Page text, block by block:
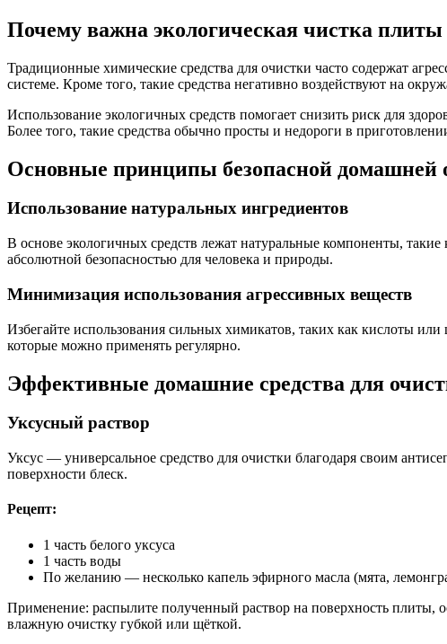
Почему важна экологическая чистка плиты
Традиционные химические средства для очистки часто содержат
системе. Кроме того, такие средства негативно воздействуют на
Использование экологичных средств помогает снизить риск для
Более того, такие средства обычно просты и недороги в
Основные принципы безопасной домашней
Использование натуральных ингредиентов
В основе экологичных средств лежат натуральные компоненты,
абсолютной безопасностью для человека и природы.
Минимизация использования агрессивных веществ
Избегайте использования сильных химикатов, таких как кислоты
которые можно применять регулярно.
Эффективные домашние средства для
Уксусный раствор
Уксус — универсальное средство для очистки благодаря своим
поверхности блеск.
Рецепт:
1 часть белого уксуса
1 часть воды
По желанию — несколько капель эфирного масла (мята,
Применение: распылите полученный раствор на поверхность плиты,
влажную очистку губкой или щёткой.